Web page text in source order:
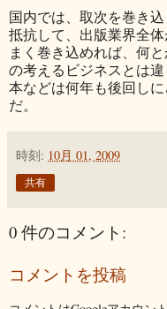
国内では、取次を巻き
抵抗して、出版業界全
まく巻き込めれば、何
の考えるビジネスとは
本などは何年も後回し
だ。
時刻: 10月 01, 2009
共有
0 件のコメント:
コメントを投稿